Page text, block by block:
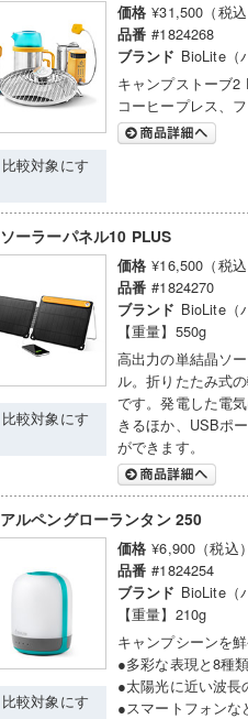
比較対象にす
価格 ¥31,500（税込
品番 #1824268
ブランド BioLite（
キャンプストーブ2
コーヒープレス、
ソーラーパネル10 PLUS
比較対象にす
価格 ¥16,500（税込
品番 #1824270
ブランド BioLite（
【重量】550g
高出力の単結晶ソ
ル。折りたたみ式
です。発電した電
きるほか、USBポ
ができます。
アルペングローランタン 250
比較対象にす
価格 ¥6,900（税込）
品番 #1824254
ブランド BioLite（
【重量】210g
キャンプシーンを
●多彩な表現と8種
●太陽光に近い波長
●スマートフォンな